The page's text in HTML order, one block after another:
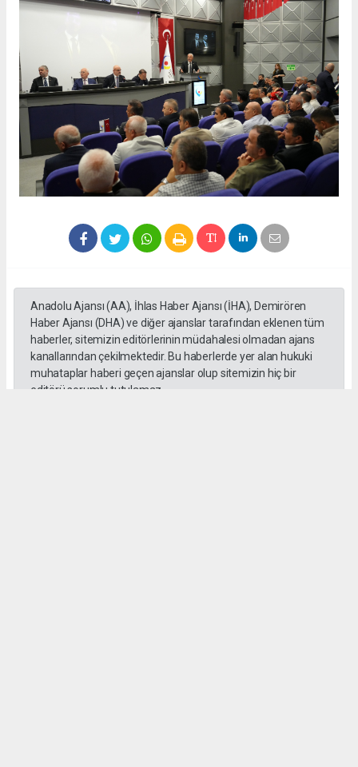
Anadolu Ajansı (AA), İhlas Haber Ajansı (İHA), Demirören
Haber Ajansı (DHA) ve diğer ajanslar tarafından eklenen tüm
haberler, sitemizin editörlerinin müdahalesi olmadan ajans
kanallarından çekilmektedir. Bu haberlerde yer alan hukuki
muhataplar haberi geçen ajanslar olup sitemizin hiç bir
editörü sorumlu tutulamaz...